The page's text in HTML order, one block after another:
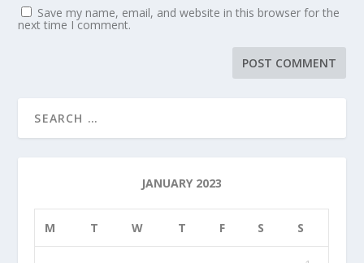
Save my name, email, and website in this browser for the
next time I comment.
JANUARY 2023
M T W T F S S